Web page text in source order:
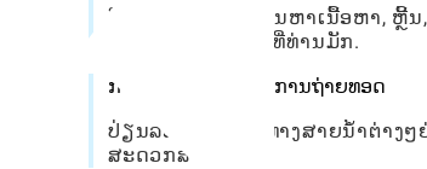
ໃຊ້ຄໍາສັ່ງສຽງເພື່ອຄົ້ນຫາເນື້ອຫາ, ຫຼີ້
ສະແດງແລະຮູບເງົາທີ່ທ່ານມັກ.
ການເຂົ້າເຖິງຊ່ອງທາງການຖ່າຍທອດ
ປ່ຽນລະຫວ່າງຊ່ອງທາງສາຍນ້ໍາຕ່າງໆ
ສະດວກສະບາຍ.